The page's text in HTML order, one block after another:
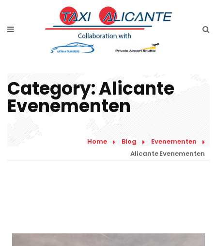
Prijsaanvraag
Faqs
Category:Alicante
Evenementen
Home Blog
Evenementen
Alicante Evenementen